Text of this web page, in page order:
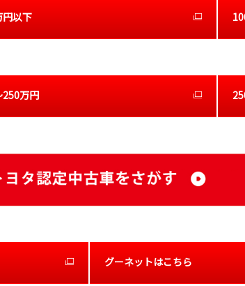
円以下
250万円
グーネットはこちら